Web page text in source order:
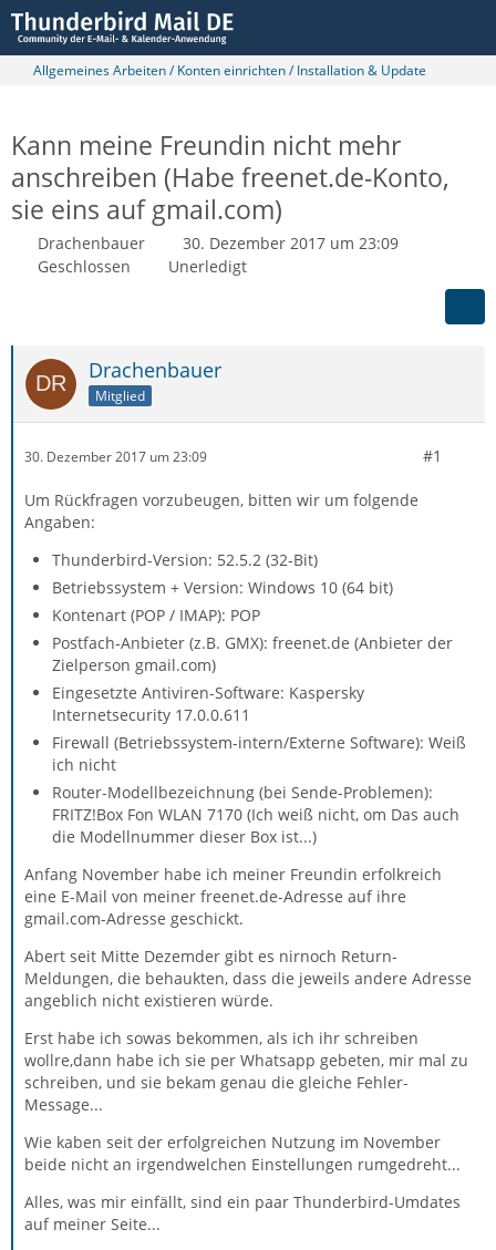
Allgemeines Arbeiten / Konten einrichten / Installation & Update
Kann meine Freundin nicht mehr
anschreiben (Habe freenet.de-Konto,
sie eins auf gmail.com)
Drachenbauer
30. Dezember 2017 um 23:09
Geschlossen
Unerledigt
Drachenbauer
Mitglied
30. Dezember 2017 um 23:09 #1
Um Rückfragen vorzubeugen, bitten wir um folgende
Angaben:
Thunderbird-Version: 52.5.2 (32-Bit)
Betriebssystem + Version: Windows 10 (64 bit)
Kontenart (POP / IMAP): POP
Postfach-Anbieter (z.B. GMX): freenet.de (Anbieter der
Zielperson gmail.com)
Eingesetzte Antiviren-Software: Kaspersky
Internetsecurity 17.0.0.611
Firewall (Betriebssystem-intern/Externe Software): Weiß
ich nicht
Router-Modellbezeichnung (bei Sende-Problemen):
FRITZ!Box Fon WLAN 7170 (Ich weiß nicht, om Das auch
die Modellnummer dieser Box ist...)
Anfang November habe ich meiner Freundin erfolkreich
eine E-Mail von meiner freenet.de-Adresse auf ihre
gmail.com-Adresse geschickt.
Abert seit Mitte Dezemder gibt es nirnoch Return-
Meldungen, die behaukten, dass die jeweils andere Adresse
angeblich nicht existieren würde.
Erst habe ich sowas bekommen, als ich ihr schreiben
wollre,dann habe ich sie per Whatsapp gebeten, mir mal zu
schreiben, und sie bekam genau die gleiche Fehler-
Message...
Wie kaben seit der erfolgreichen Nutzung im November
beide nicht an irgendwelchen Einstellungen rumgedreht...
Alles, was mir einfällt, sind ein paar Thunderbird-Umdates
auf meiner Seite...